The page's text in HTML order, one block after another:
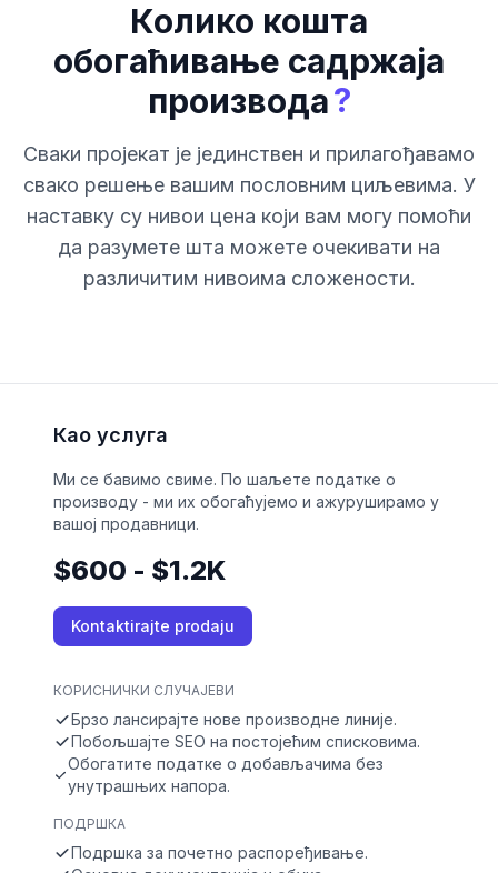
Колико кошта
обогаћивање садржаја
производа?
Сваки пројекат је јединствен и прилагођавамо
свако решење вашим пословним циљевима. У
наставку су нивои цена који вам могу помоћи
да разумете шта можете очекивати на
различитим нивоима сложености.
Као услуга
Ми се бавимо свиме. По шаљете податке о
производу - ми их обогаћујемо и ажуруширамо у
вашој продавници.
$600 - $1.2K
Kontaktirajte prodaju
КОРИСНИЧКИ СЛУЧАЈЕВИ
Брзо лансирајте нове производне линије.
Побољшајте SEO на постојећим списковима.
Обогатите податке о добављачима без
унутрашњих напора.
ПОДРШКА
Подршка за почетно распоређивање.